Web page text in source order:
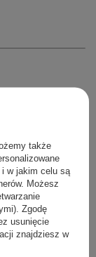
do Cosipedii
także
w jakim celu są
Możesz
Zgodę
usunięcie
znajdziesz w